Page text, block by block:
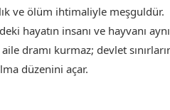
ve ölüm ihtimaliyle meşguldür.
hayatın insanı ve hayvanı aynı
dramı kurmaz; devlet
düzenini açar.